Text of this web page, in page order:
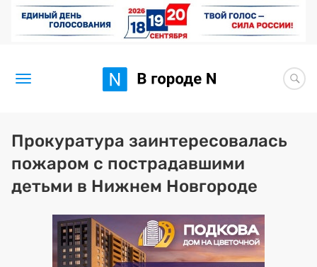
Новости
Статьи
Здоровье
BORЩ
Искусство исцелять
Прокуратура заинтересовалась
пожаром с пострадавшими
детьми в Нижнем Новгороде